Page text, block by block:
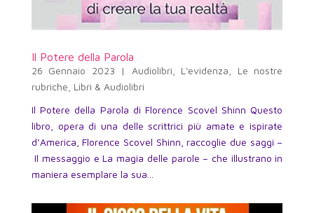
Il Potere della Parola
26 Gennaio 2023 | Audiolibri L'evidenza
Le nostre
rubriche Libri & Audiolibri
Il Potere della Parola di Florence Scovel Shinn Questo
libro, opera di una delle scrittrici più amate e ispirate
d’America, Florence Scovel Shinn, raccoglie due saggi –
Il messaggio e La magia delle parole – che illustrano in
maniera esemplare la sua...